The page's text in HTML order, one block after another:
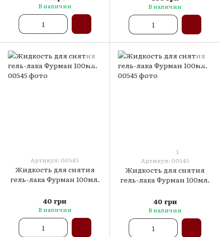
В наличии В наличии
Артикул: 00545
Жидкость для снятия
гель-лака Фурман 100мл.
40 грн
В наличии
1
Артикул: 00545
Жидкость для снятия
гель-лака Фурман 100мл.
40 грн
В наличии